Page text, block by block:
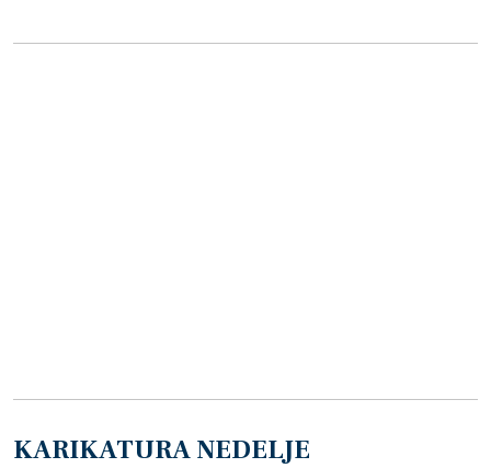
KARIKATURA NEDELJE